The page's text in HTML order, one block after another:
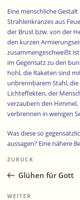
Eine menschliche
Strahlenkranzes aus
der Brust bzw. von der
den kurzen
zusammengeschweißt
im Gegensatz zu den
hohl, die Raketen sind
unbrennbarem Stahl,
Lichteffekten, der
verzaubern den Himmel,
verbrennen in wenigen
Was diese so
aussagen? Eine nähere
werden Anhaltspunkte
Kunstwerks geben.
Der im Zentrum der
Beitragsnavigation
Vorheriger
Beitrag
ZURÜCK
Glühen für Gott
Nächster
WEITER